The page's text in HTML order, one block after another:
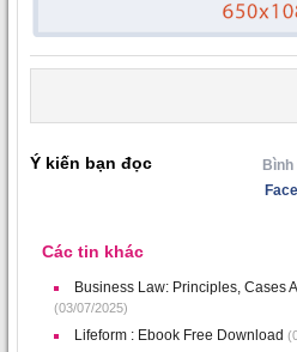
Ý kiến bạn đọc Bình
Các tin khác
Business Law: Principles, Cases
(03/07/2025)
Lifeform : Ebook Free Download